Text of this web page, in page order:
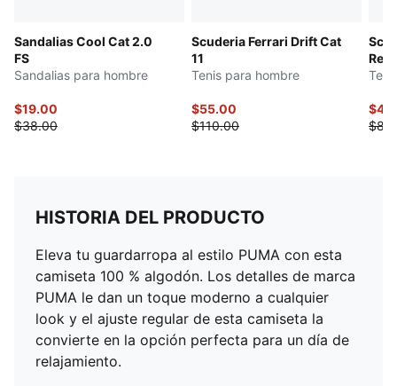
Sandalias Cool Cat 2.0
FS
Sandalias para hombre
$19.00
$38.00
Scuderia Ferrari Drift Cat
11
Tenis para hombre
$55.00
$110.00
HISTORIA DEL PRODUCTO
Eleva tu guardarropa al estilo PUMA con esta
camiseta 100 % algodón. Los detalles de marca
PUMA le dan un toque moderno a cualquier
look y el ajuste regular de esta camiseta la
convierte en la opción perfecta para un día de
relajamiento.